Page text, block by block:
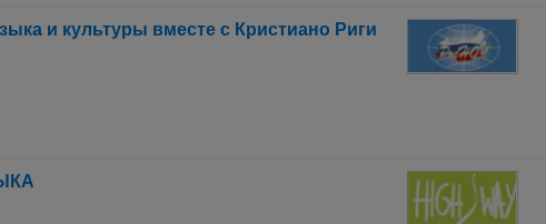
и культуры вместе с Кристиано Риги